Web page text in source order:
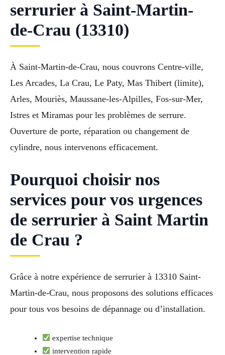
serrurier à Saint-Martin-
de-Crau (13310)
À Saint-Martin-de-Crau, nous couvrons Centre-ville,
Les Arcades, La Crau, Le Paty, Mas Thibert (limite),
Arles, Mouriès, Maussane-les-Alpilles, Fos-sur-Mer,
Istres et Miramas pour les problèmes de serrure.
Ouverture de porte, réparation ou changement de
cylindre, nous intervenons efficacement.
Pourquoi choisir nos
services pour vos urgences
de serrurier à Saint Martin
de Crau ?
Grâce à notre expérience de serrurier à 13310 Saint-
Martin-de-Crau, nous proposons des solutions efficaces
pour tous vos besoins de dépannage ou d’installation.
expertise technique
intervention rapide